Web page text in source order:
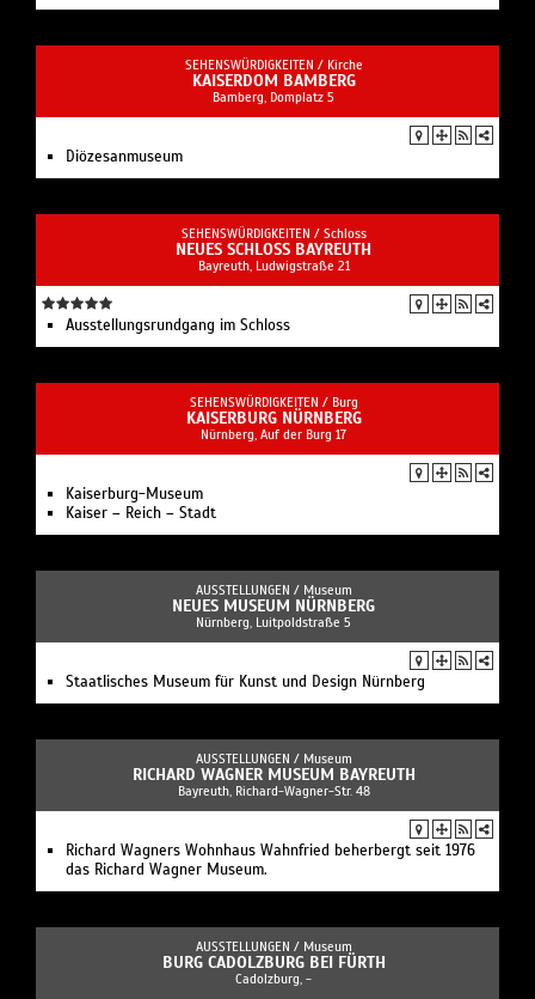
SEHENSWÜRDIGKEITEN / Kirche
KAISERDOM BAMBERG
Bamberg, Domplatz 5
Diözesanmuseum
SEHENSWÜRDIGKEITEN / Schloss
NEUES SCHLOSS BAYREUTH
Bayreuth, Ludwigstraße 21
Ausstellungsrundgang im Schloss
SEHENSWÜRDIGKEITEN / Burg
KAISERBURG NÜRNBERG
Nürnberg, Auf der Burg 17
Kaiserburg-Museum
Kaiser – Reich – Stadt
AUSSTELLUNGEN / Museum
NEUES MUSEUM NÜRNBERG
Nürnberg, Luitpoldstraße 5
Staatlisches Museum für Kunst und Design Nürnberg
AUSSTELLUNGEN / Museum
RICHARD WAGNER MUSEUM BAYREUTH
Bayreuth, Richard-Wagner-Str. 48
Richard Wagners Wohnhaus Wahnfried beherbergt seit 1976
das Richard Wagner Museum.
AUSSTELLUNGEN / Museum
BURG CADOLZBURG BEI FÜRTH
Cadolzburg, -